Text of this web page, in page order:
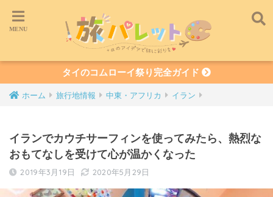
タイのコムローイ祭り完全ガイド
ホーム 旅行地情報 中東・アフリカ イラン
イランでカウチサーフィンを使ってみたら、熱烈な
おもてなしを受けて心が温かくなった
2019年3月19日 2020年5月29日